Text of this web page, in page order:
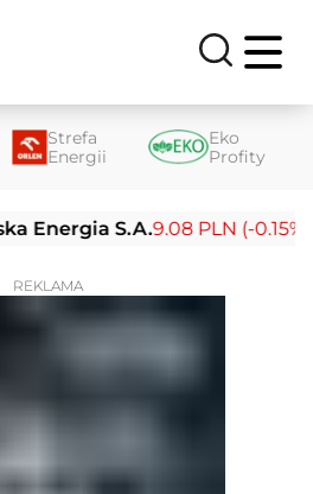
Strefa
Energii
Eko
Profity
S.A.9.08 PLN (-0.15%)
REKLAMA